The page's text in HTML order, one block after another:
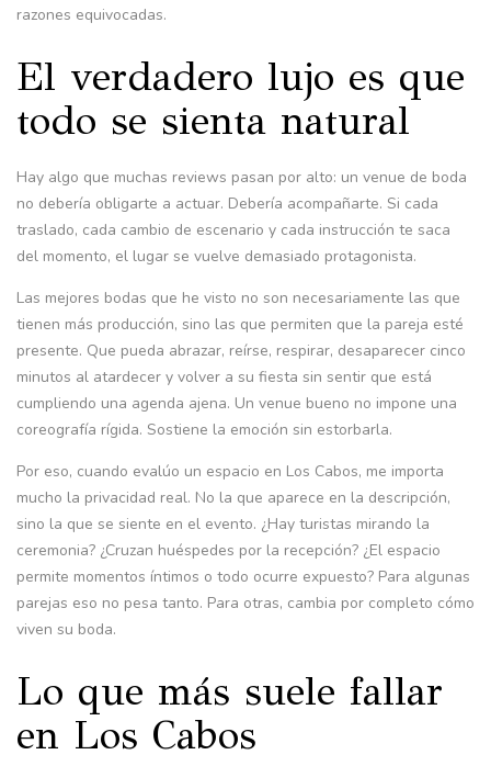
razones equivocadas.
El verdadero lujo es que
todo se sienta natural
Hay algo que muchas reviews pasan por alto: un venue de boda
no debería obligarte a actuar. Debería acompañarte. Si cada
traslado, cada cambio de escenario y cada instrucción te saca
del momento, el lugar se vuelve demasiado protagonista.
Las mejores bodas que he visto no son necesariamente las que
tienen más producción, sino las que permiten que la pareja esté
presente. Que pueda abrazar, reírse, respirar, desaparecer cinco
minutos al atardecer y volver a su fiesta sin sentir que está
cumpliendo una agenda ajena. Un venue bueno no impone una
coreografía rígida. Sostiene la emoción sin estorbarla.
Por eso, cuando evalúo un espacio en Los Cabos, me importa
mucho la privacidad real. No la que aparece en la descripción,
sino la que se siente en el evento. ¿Hay turistas mirando la
ceremonia? ¿Cruzan huéspedes por la recepción? ¿El espacio
permite momentos íntimos o todo ocurre expuesto? Para algunas
parejas eso no pesa tanto. Para otras, cambia por completo cómo
viven su boda.
Lo que más suele fallar
en Los Cabos